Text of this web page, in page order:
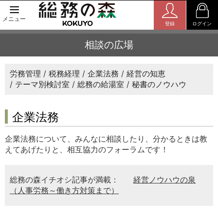
メニュー
登録 ログイン
相談の広場
労務管理 税務経理 企業法務
経営の知恵
テーマ別検討室
総務の給湯室 秘書のノウハウ
企業法務
企業法務について、みんなに相談したり、分かるときは教
えてあげたりと、相互協力のフォーラムです！
総務の森イチオシ記事が満載：
経営ノウハウの泉
（人事労務～働き方対策まで）